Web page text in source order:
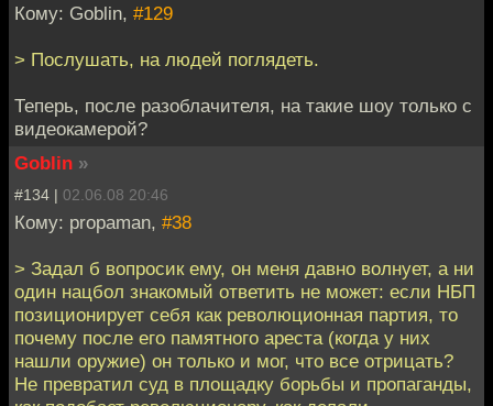
Кому: Goblin, #129
> Послушать, на людей поглядеть.
Теперь, после разоблачителя, на такие шоу только с
видеокамерой?
Goblin »
#134 | 02.06.08 20:46
Кому: propaman, #38
> Задал б вопросик ему, он меня давно волнует, а ни
один нацбол знакомый ответить не может: если НБП
позиционирует себя как революционная партия, то
почему после его памятного ареста (когда у них
нашли оружие) он только и мог, что все отрицать?
Не превратил суд в площадку борьбы и пропаганды,